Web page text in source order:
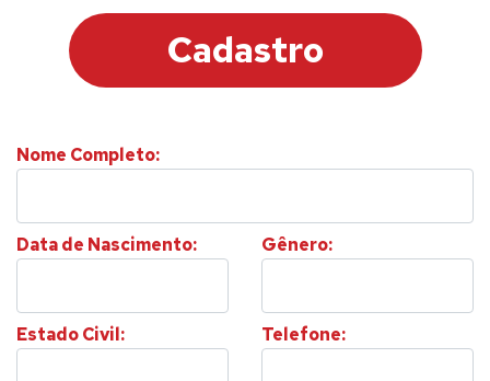
Cadastro
Nome Completo:
Data de Nascimento: Gênero:
Estado Civil: Telefone: